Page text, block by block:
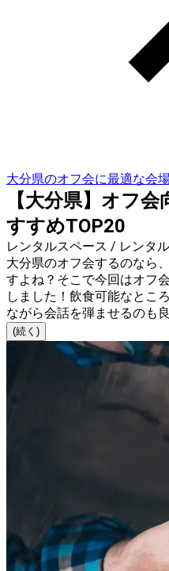
大分県のオフ会に最適な会
【大分県】オフ
すすめTOP20
レンタルスペース / レンタ
大分県のオフ会するのなら
すよね？そこで今回はオフ
しました！飲食可能なとこ
ながら会話を弾ませるのも
(続く)